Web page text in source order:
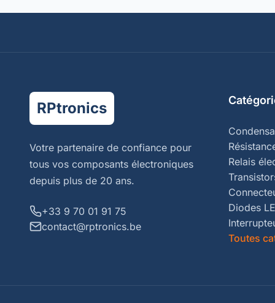
RPtronics
Votre partenaire de confiance pour
tous vos composants électroniques
depuis plus de 20 ans.
+33 9 70 01 91 75
contact@rptronics.be
Relais
Diodes
Toutes